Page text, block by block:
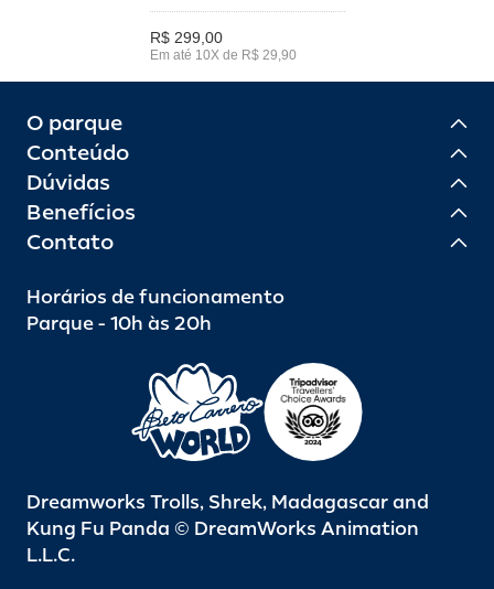
R$ 299,00
Em até 10X de R$ 29,90
O parque
Conteúdo
Dúvidas
Benefícios
Contato
Horários de funcionamento
Parque - 10h às 20h
Dreamworks Trolls, Shrek, Madagascar and
Kung Fu Panda © DreamWorks Animation
L.L.C.